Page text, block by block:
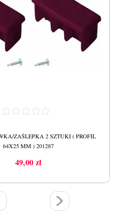
ZAŚLEPKA 2 SZTUKI ( PROFIL
64X25 MM ) 201287
Cena
49,00 zł